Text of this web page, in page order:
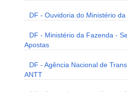
DF - Ouvidoria do Ministério
DF - Ministério da Fazenda -
Apostas
DF - Agência Nacional de
ANTT